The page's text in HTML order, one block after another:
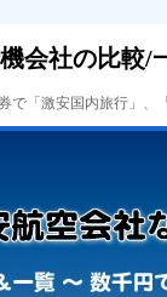
会社の比較/
で「激安国内旅行」、